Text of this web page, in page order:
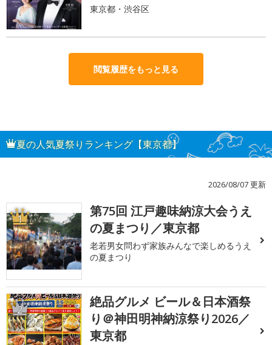
東京都・渋谷区
閲覧履歴をもっと見る
夏の人気夏祭りランキング【東京都】
2026/08/07 更新
1
第75回 江戸趣味納涼大会うえ
の夏まつり／東京都
老若男女問わず家族みんなで楽しめるうえ
の夏まつり
2
絶品グルメ ビール＆日本酒祭
り＠神田明神納涼祭り2026／
東京都